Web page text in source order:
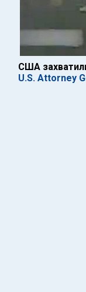
США
U.S. Attorney